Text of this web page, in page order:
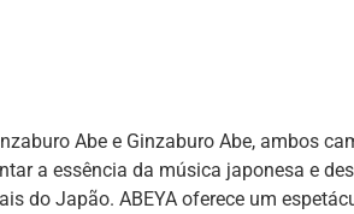
Abe e Ginzaburo Abe, ambos
a essência da música japonesa e
do Japão. ABEYA oferece um